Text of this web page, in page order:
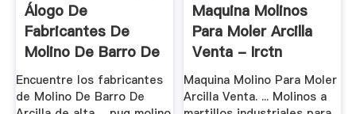
Álogo De
Fabricantes De
Molino De Barro De
.
Encuentre los fabricantes
de Molino De Barro De
Maquina Molinos
Para Moler Arcilla
Venta - Irctn
Maquina Molino Para Moler
Arcilla Venta. ... Molinos a